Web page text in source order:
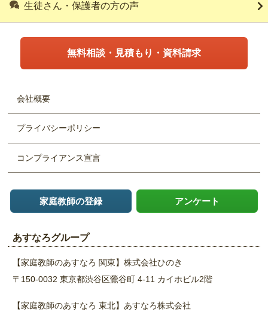
生徒さん・保護者の方の声
無料相談・見積もり・資料請求
会社概要
プライバシーポリシー
コンプライアンス宣言
家庭教師の登録 アンケート
あすなろグループ
【家庭教師のあすなろ 関東】株式会社ひのき
〒150-0032 東京都渋谷区鶯谷町 4-11 カイホビル2階
【家庭教師のあすなろ 東北】あすなろ株式会社